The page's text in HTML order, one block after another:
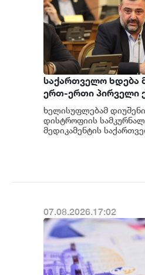
საქართველო ხდება
ერთ-ერთი პირველი
რომელიც
შეიძენს და
პროგრამაში
ხელისუფლებამ
დისტროფიის
მედიკამენტის
07.08.2026.17:02